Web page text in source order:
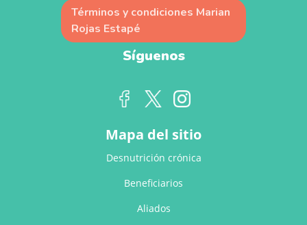
Términos y condiciones Marian
Rojas Estapé
Síguenos
Mapa del sitio
Desnutrición crónica
Beneficiarios
Aliados